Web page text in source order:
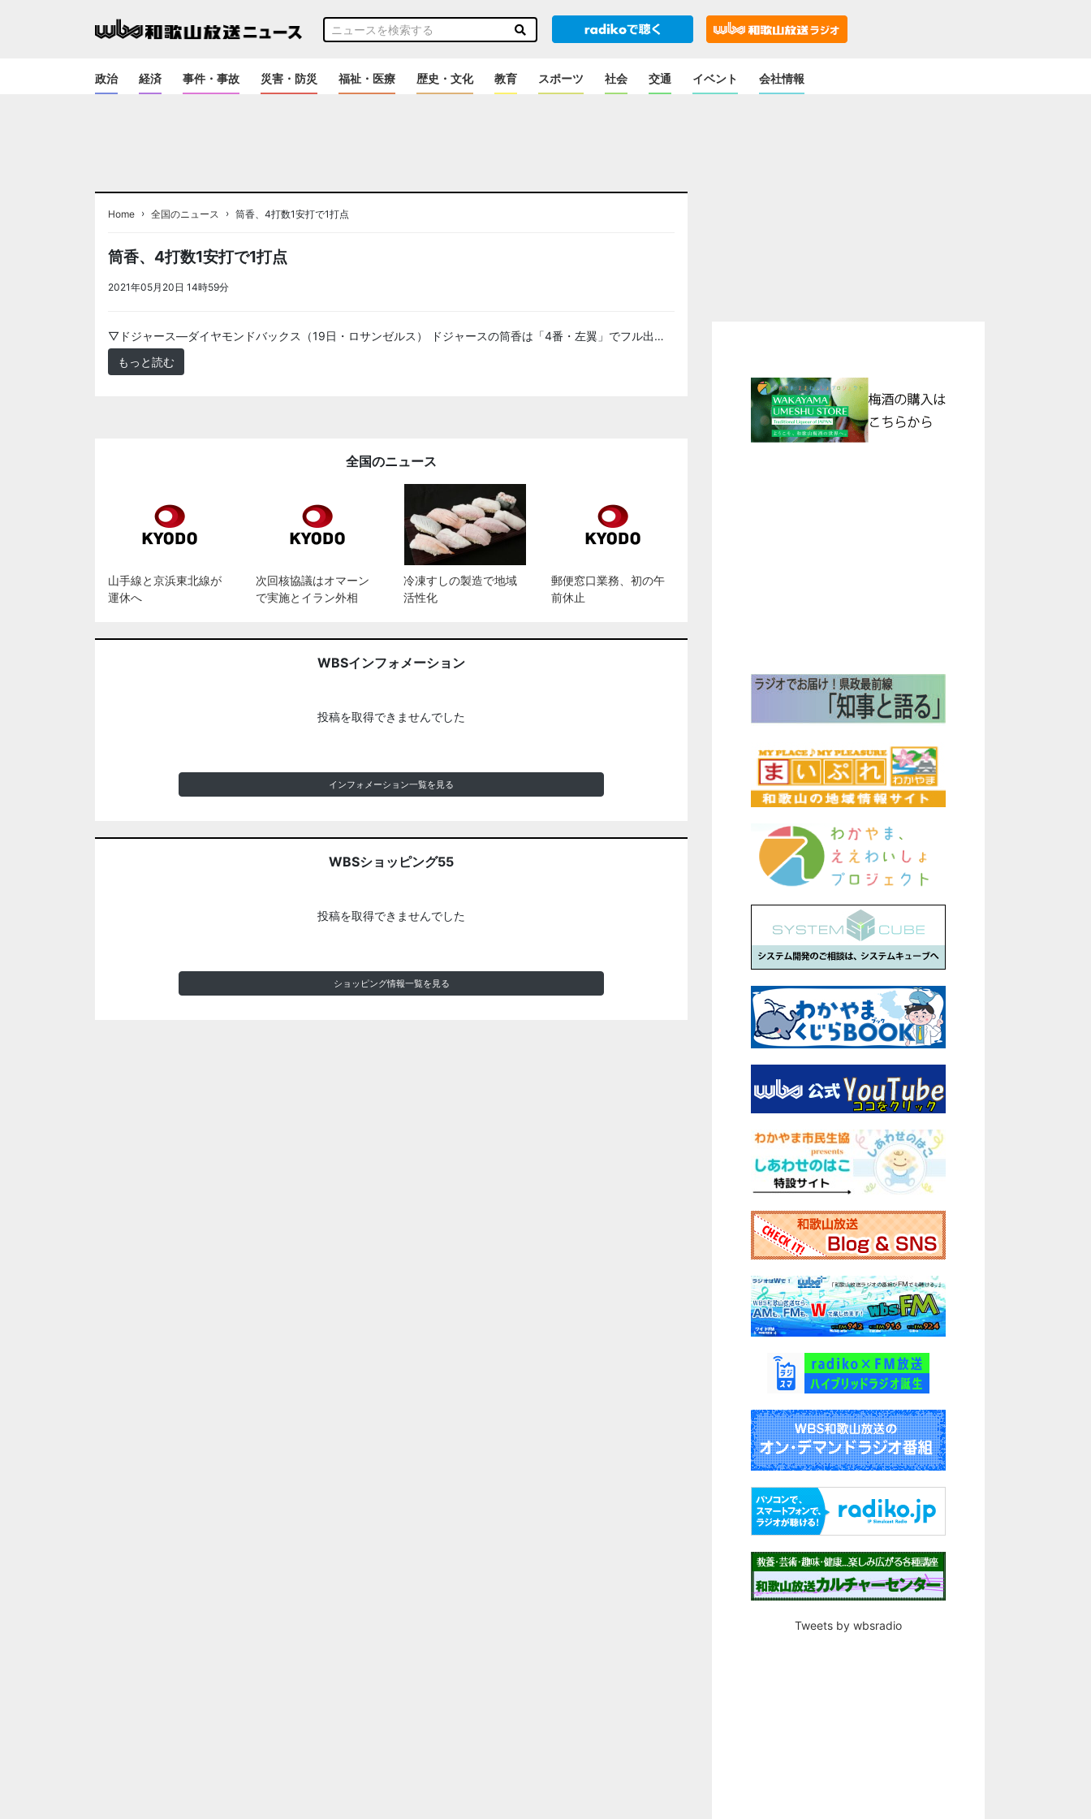
政治 経済 事件・事故 災害・防災 福祉・医療 歴史・文化 教育 スポーツ 社会 交通 イベント 会社情報
Home › 全国のニュース › 筒香、4打数1安打で1打点
筒香、4打数1安打で1打点
2021年05月20日 14時59分
▽ドジャース―ダイヤモンドバックス（19日・ロサンゼルス） ドジャースの筒香は「4番・左翼」でフル出…
もっと読む
全国のニュース
山手線と京浜東北線が
運休へ
次回核協議はオマーン
で実施とイラン外相
冷凍すしの製造で地域
活性化
郵便窓口業務、初の午
前休止
WBSインフォメーション
投稿を取得できませんでした
インフォメーション一覧を見る
WBSショッピング55
投稿を取得できませんでした
ショッピング情報一覧を見る
Tweets by wbsradio